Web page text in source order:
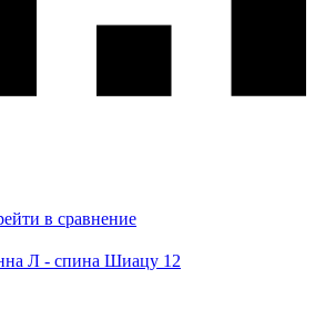
в сравнение
Л - спина Шиацу 12